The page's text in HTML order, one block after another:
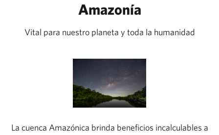
Amazonía
Vital para nuestro planeta y toda la humanidad
La cuenca Amazónica brinda beneficios incalculables a